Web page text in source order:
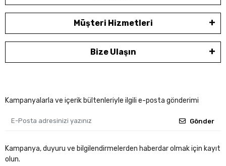
Müşteri Hizmetleri
Bize Ulaşın
Kampanyalarla ve içerik bültenleriyle ilgili e-posta gönderimi
Gönder
Kampanya, duyuru ve bilgilendirmelerden haberdar olmak için kayıt
olun.